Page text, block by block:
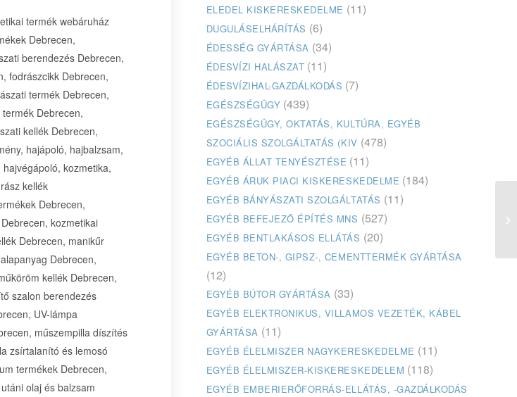
termék webáruház
Debrecen,
berendezés Debrecen,
fodrászcikk Debrecen,
termék Debrecen,
Debrecen,
kellék Debrecen,
hajápoló, hajbalzsam,
kozmetika,
kellék
Debrecen,
kozmetikai
Debrecen, manikűr
Debrecen,
kellék Debrecen,
szalon berendezés
UV-lámpa
műszempilla díszítés
zsírtalanító és lemosó
termékek Debrecen,
olaj és balzsam
ELEDEL KISKERESKEDELME (11)
DUGULÁSELHÁRÍTÁS (6)
ÉDESSÉG GYÁRTÁSA (34)
ÉDESVÍZI HALÁSZAT (11)
ÉDESVÍZIHAL-GAZDÁLKODÁS (7)
EGÉSZSÉGÜGY (439)
EGÉSZSÉGÜGY, OKTATÁS, KULTÚRA, EGYÉB
SZOCIÁLIS SZOLGÁLTATÁS (KIV (478)
EGYÉB ÁLLAT TENYÉSZTÉSE (11)
EGYÉB ÁRUK PIACI KISKERESKEDELME (184)
EGYÉB BÁNYÁSZATI SZOLGÁLTATÁS (11)
EGYÉB BEFEJEZŐ ÉPÍTÉS MNS (527)
EGYÉB BENTLAKÁSOS ELLÁTÁS (20)
EGYÉB BETON-, GIPSZ-, CEMENTTERMÉK GYÁRTÁSA
(12)
EGYÉB BÚTOR GYÁRTÁSA (33)
EGYÉB ELEKTRONIKUS, VILLAMOS VEZETÉK, KÁBEL
GYÁRTÁSA (11)
EGYÉB ÉLELMISZER NAGYKERESKEDELME (11)
EGYÉB ÉLELMISZER-KISKERESKEDELEM (118)
EGYÉB EMBERIERŐFORRÁS-ELLÁTÁS, -GAZDÁLKODÁS